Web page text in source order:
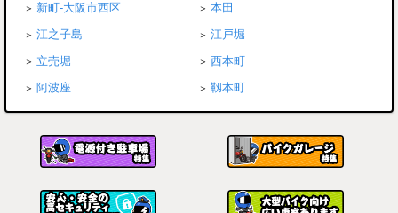
新町-大阪市西区
本田
江之子島
江戸堀
立売堀
西本町
阿波座
靱本町